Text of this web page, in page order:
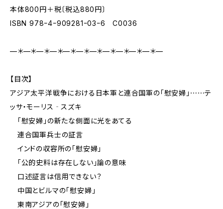
本体800円＋税〔税込880円〕
ISBN 978ｰ4ｰ909281ｰ03ｰ6 C0036
—＊—＊—＊—＊—＊—＊—＊—＊—＊—＊—＊—
【目次】
アジア太平洋戦争における日本軍と連合国軍の「慰安婦」⋯⋯テ
ッサ・モーリス‐スズキ
「慰安婦」の新たな側面に光をあてる
連合国軍兵士の証言
インドの収容所の「慰安婦」
「公的史料は存在しない」論の意味
口述証言は信用できない？
中国とビルマの「慰安婦」
東南アジアの「慰安婦」